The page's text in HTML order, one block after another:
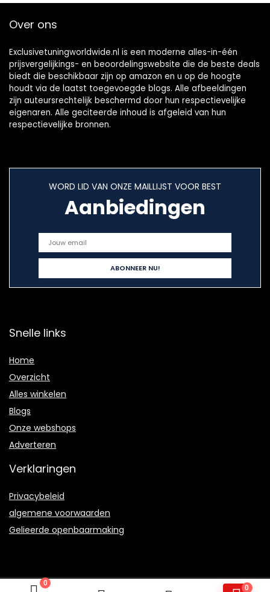
0
0
Over ons
Exclusivetuningworldwide.nl is een moderne alles-in-één
prijsvergelijkings- en beoordelingswebsite die de beste deals
biedt die beschikbaar zijn op amazon en u op de hoogte
houdt via de laatst toegevoegde blogs. Alle afbeeldingen
zijn auteursrechtelijk beschermd door hun respectievelijke
eigenaren. Alle geciteerde inhoud is afgeleid van hun
respectievelijke bronnen.
WORD LID VAN ONZE MAILLIJST VOOR BEST
Aanbiedingen
Snelle links
Home
Overzicht
Alles winkelen
Blogs
Onze webshops
Adverteren
Verklaringen
Privacybeleid
algemene voorwaarden
Gelieerde openbaarmaking